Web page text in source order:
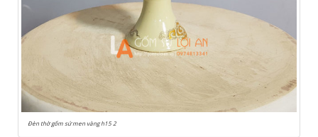
Đèn thờ gốm sứ men vàng h15 2